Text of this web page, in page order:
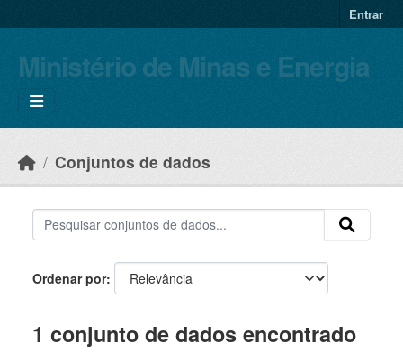
Entrar
Ministério de Minas e Energia
Conjuntos de dados
Ordenar por
1 conjunto de dados encontrado